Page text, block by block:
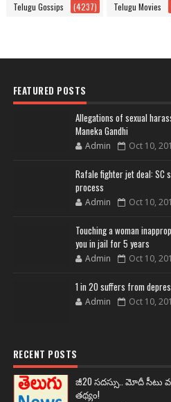
Telugu Gossips (4237) Telugu Movies
FEATURED POSTS
Allegations of sexual
Maneka Gandhi
Admin Oct 10,
Rafale fighter jet deal: SC
process
Admin Oct 10,
Touching a woman
you in jail for 5 years
Admin Oct 10,
1 in 20 suffers from
Admin Oct 10,
RECENT POSTS
జీ20 సదస్సు.. మోదీ సీటు
తథ్యం!